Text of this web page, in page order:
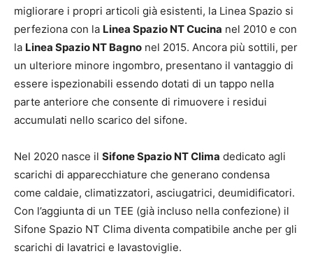
migliorare i propri articoli già esistenti, la Linea Spazio si
perfeziona con la Linea Spazio NT Cucina nel 2010 e con
la Linea Spazio NT Bagno nel 2015. Ancora più sottili, per
un ulteriore minore ingombro, presentano il vantaggio di
essere ispezionabili essendo dotati di un tappo nella
parte anteriore che consente di rimuovere i residui
accumulati nello scarico del sifone.
Nel 2020 nasce il Sifone Spazio NT Clima dedicato agli
scarichi di apparecchiature che generano condensa
come caldaie, climatizzatori, asciugatrici, deumidificatori.
Con l’aggiunta di un TEE (già incluso nella confezione) il
Sifone Spazio NT Clima diventa compatibile anche per gli
scarichi di lavatrici e lavastoviglie.